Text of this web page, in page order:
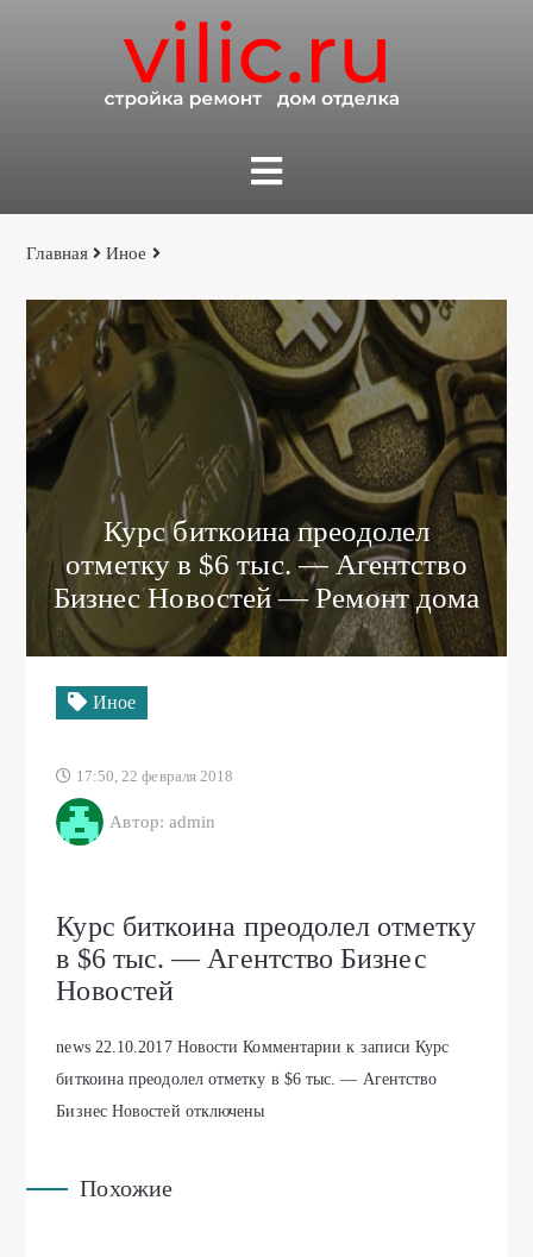
Главная Иное
Курс биткоина преодолел
отметку в $6 тыс. — Агентство
Бизнес Новостей — Ремонт дома
Иное
17:50, 22 февраля 2018
Автор: admin
Курс биткоина преодолел отметку
в $6 тыс. — Агентство Бизнес
Новостей
news 22.10.2017 Новости Комментариик записи Курс
биткоина преодолел отметку в $6 тыс. — Агентство
Бизнес Новостей отключены
Похожие